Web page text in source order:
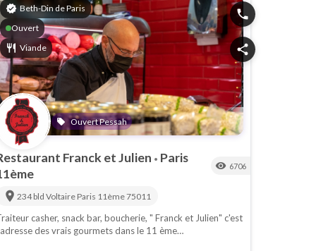
verified Beth-Din de Paris
Ouvert
restaurant Viande
local_offer Ouvert Pessah
phone
share
Franck et Julien • Paris
visibility 6706
location_on 234 bld Voltaire Paris 11ème75011
casher, snack bar, boucherie, " Franck et Julien" c'est
des vrais gourmets dans le 11 ème